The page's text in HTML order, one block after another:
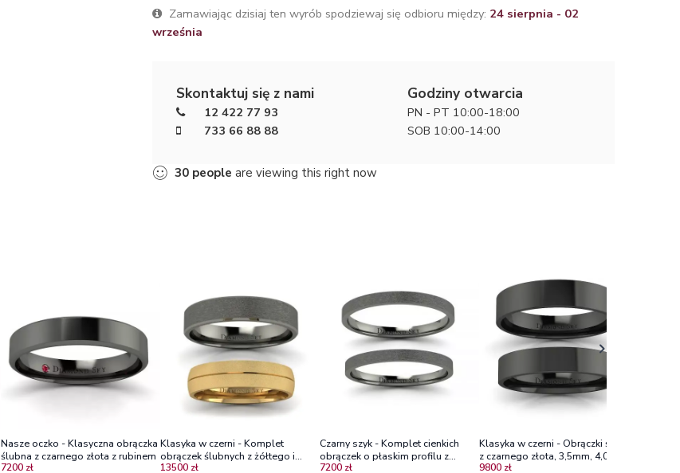
Zamawiając dzisiaj ten wyrób spodziewaj się odbioru między: 24 sierpnia - 02
września
Skontaktuj się z nami
12 422 77 93
733 66 88 88
Godziny otwarcia
PN - PT 10:00-18:00
SOB 10:00-14:00
30 people are viewing this right now
Nasze oczko - Klasyczna obrączka
ślubna z czarnego złota z rubinem
7200 zł
Klasyka w czerni - Komplet
obrączek ślubnych z żółtego i
czarnego złota 4,5 mm
13500 zł
Czarny szyk - Komplet cienkich
obrączek o płaskim profilu z
czarnego złota 3.0 mm
7200 zł
Klasyka w czerni - Obrączki ślubne
z czarnego złota, 3,5mm, 4,0mm
9800 zł